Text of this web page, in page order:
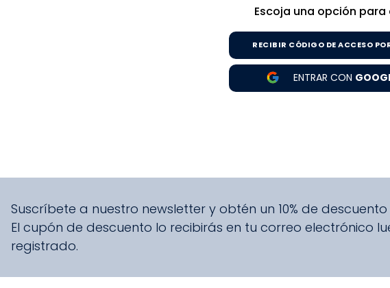
Escoja una opción para
RECIBIR CÓDIGO DE ACCESO
ENTRAR CON
Suscríbete a nuestro newsletter y obtén un 10% de
El cupón de descuento lo recibirás en tu correo electrónico
registrado.
2.
3.
5.
9.